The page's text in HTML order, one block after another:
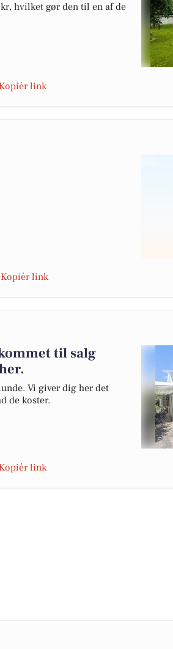
hvilket gør den til en af de
Kopiér link
Kopiér link
til salg
Vi giver dig her det
de koster.
Kopiér link